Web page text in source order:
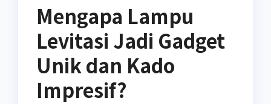
Mengapa Lampu
Levitasi Jadi Gadget
Unik dan Kado
Impresif?